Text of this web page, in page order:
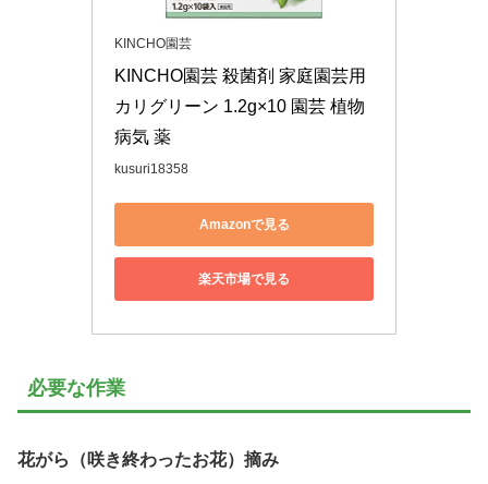
KINCHO園芸
KINCHO園芸 殺菌剤 家庭園芸用
カリグリーン 1.2g×10 園芸 植物
病気 薬
kusuri18358
Amazonで見る
楽天市場で見る
必要な作業
花がら（咲き終わったお花）摘み